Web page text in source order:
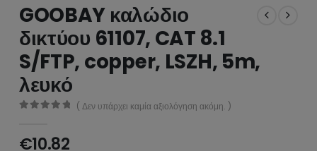
GOOBAY καλώδιο
δικτύου 61107, CAT 8.1
S/FTP, copper, LSZH, 5m,
λευκό
( Δεν υπάρχει καμία αξιολόγηση ακόμη. )
€10.82